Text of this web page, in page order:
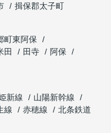
揖保郡太子町
町東阿保
田 田寺
阿保
新線
山陽新幹線
線 赤穂線
北条鉄道